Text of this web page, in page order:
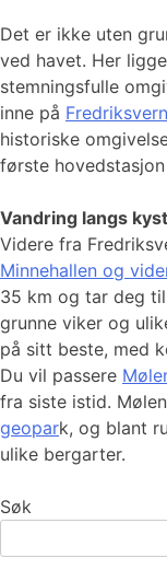
Det er ikke uten
ved havet. Her
stemningsfulle
inne på
historiske
første
Vandring langs
Videre fra
Minnehallen og
35 km og tar deg
grunne viker og
på sitt beste, med
Du vil passere
fra siste istid.
geopark, og blant
ulike bergarter.
Søk